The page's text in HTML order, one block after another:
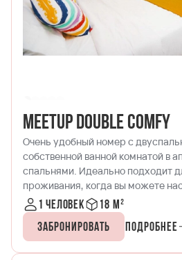
MeetUp Double Comfy
Очень удобный номер с
собственной ванной комнатой в
спальнями. Идеально подходит
проживания, когда вы можете
уединением в своей комнате и
общей гостиной!
1 человек
18 м²
Забронировать
Подробнее